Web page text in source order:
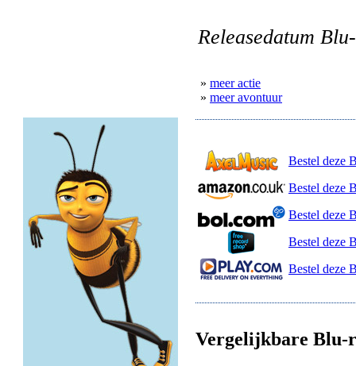
Releasedatum
» meer actie
» meer avontuur
Bestel deze
Bestel deze
Bestel deze
Bestel deze
Bestel deze
Vergelijkbare Blu-